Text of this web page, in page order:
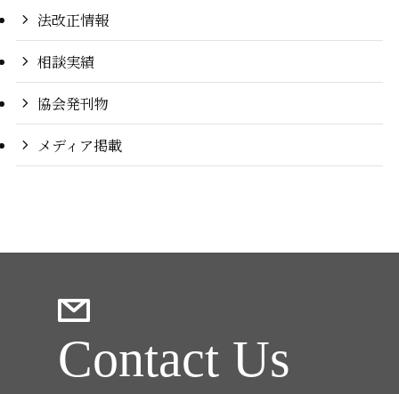
法改正情報
相談実績
協会発刊物
メディア掲載
Contact Us